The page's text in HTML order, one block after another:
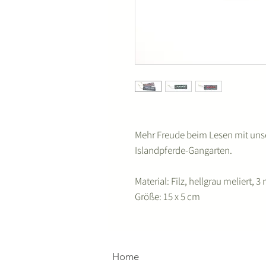
Mehr Freude beim Lesen mit
Islandpferde-Gangarten.
Material: Filz, hellgrau meliert,
Größe: 15 x 5 cm
Home